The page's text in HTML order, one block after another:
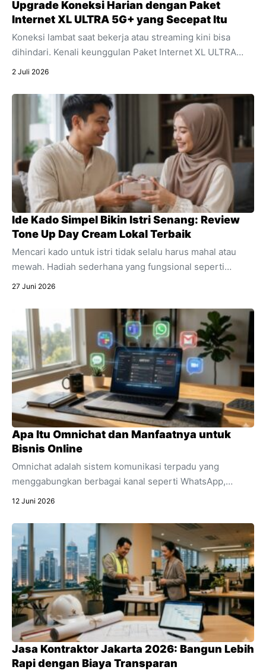
Upgrade Koneksi Harian dengan Paket
Internet XL ULTRA 5G+ yang Secepat Itu
Koneksi lambat saat bekerja atau streaming kini bisa
dihindari. Kenali keunggulan Paket Internet XL ULTRA
5G+ yang menawarkan kecepatan ultra dan stabilitas
2 Juli 2026
Ide Kado Simpel Bikin Istri Senang: Review
Tone Up Day Cream Lokal Terbaik
Mencari kado untuk istri tidak selalu harus mahal atau
mewah. Hadiah sederhana yang fungsional seperti
skincare sering kali jauh lebih berkesan. Temukan alasan
dijadikan kado spesial untuk mendukung aktivitasnya.
27 Juni 2026
Apa Itu Omnichat dan Manfaatnya untuk
Bisnis Online
Omnichat adalah sistem komunikasi terpadu yang
menggabungkan berbagai kanal seperti WhatsApp,
Instagram, dan live chat ke dalam satu dashboard.
perbedaannya dengan multichannel, dan manfaat
utamanya untuk efisiensi bisnis online Anda.
12 Juni 2026
Jasa Kontraktor Jakarta 2026: Bangun Lebih
Rapi dengan Biaya Transparan